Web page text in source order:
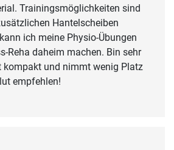
Trainingsmöglichkeiten sind
Hantelscheiben
ich meine Physio-Übungen
Reha daheim machen. Bin sehr
kompakt und nimmt wenig Platz
empfehlen!